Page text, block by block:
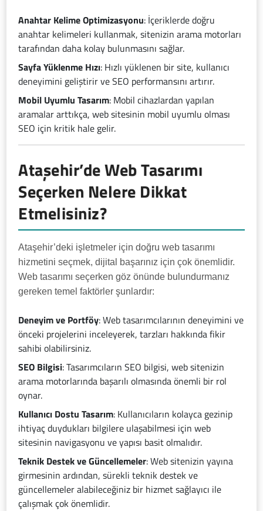
Anahtar Kelime Optimizasyonu: İçeriklerde doğru
anahtar kelimeleri kullanmak, sitenizin arama motorları
tarafından daha kolay bulunmasını sağlar.
Sayfa Yüklenme Hızı: Hızlı yüklenen bir site, kullanıcı
deneyimini geliştirir ve SEO performansını artırır.
Mobil Uyumlu Tasarım: Mobil cihazlardan yapılan
aramalar arttıkça, web sitesinin mobil uyumlu olması
SEO için kritik hale gelir.
Ataşehir’de Web Tasarımı
Seçerken Nelere Dikkat
Etmelisiniz?
Ataşehir’deki işletmeler için doğru web tasarımı
hizmetini seçmek, dijital başarınız için çok önemlidir.
Web tasarımı seçerken göz önünde bulundurmanız
gereken temel faktörler şunlardır:
Deneyim ve Portföy: Web tasarımcılarının deneyimini ve
önceki projelerini inceleyerek, tarzları hakkında fikir
sahibi olabilirsiniz.
SEO Bilgisi: Tasarımcıların SEO bilgisi, web sitenizin
arama motorlarında başarılı olmasında önemli bir rol
oynar.
Kullanıcı Dostu Tasarım: Kullanıcıların kolayca gezinip
ihtiyaç duydukları bilgilere ulaşabilmesi için web
sitesinin navigasyonu ve yapısı basit olmalıdır.
Teknik Destek ve Güncellemeler: Web sitenizin yayına
girmesinin ardından, sürekli teknik destek ve
güncellemeler alabileceğiniz bir hizmet sağlayıcı ile
çalışmak çok önemlidir.